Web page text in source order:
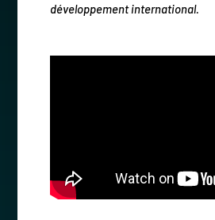
développement international.